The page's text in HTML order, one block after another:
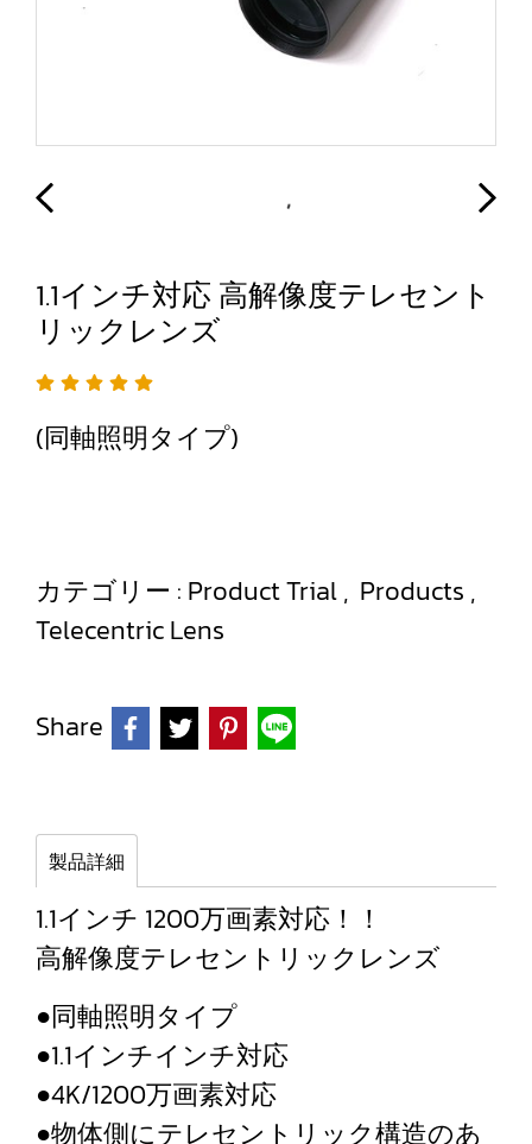
1.1インチ対応 高解像度テレセント
リックレンズ
(同軸照明タイプ)
カテゴリー : Product Trial, Products ,
Telecentric Lens
Share
製品詳細
1.1インチ 1200万画素対応！！
高解像度テレセントリックレンズ
●同軸照明タイプ
●1.1インチインチ対応
●4K/1200万画素対応
●物体側にテレセントリック構造のあ